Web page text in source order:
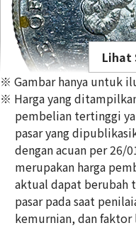
Platinum (Pt1000) Isle
3,1g
Referensi Harga Buyback
Rp 4.498.658
Lihat
※ Gambar hanya untuk
※ Harga yang
pembelian tertinggi
pasar yang
dengan acuan per 26/
merupakan harga
aktual dapat berubah
pasar pada saat
kemurnian, dan faktor